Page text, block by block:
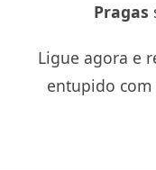
Pragas
Ligue agora e
entupido